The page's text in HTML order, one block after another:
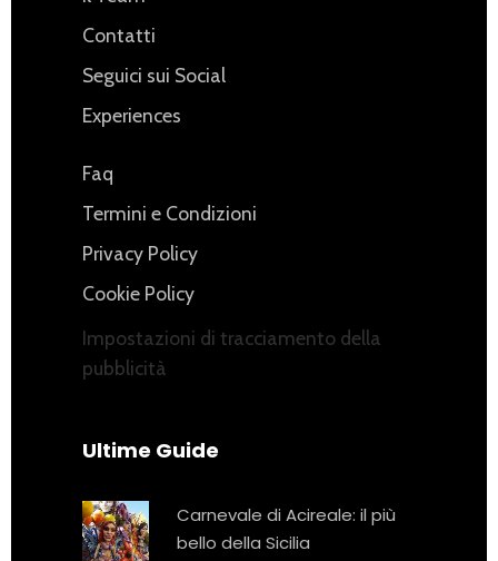
Contatti
Seguici sui Social
Experiences
Faq
Termini e Condizioni
Privacy Policy
Cookie Policy
Impostazioni di tracciamento della
pubblicità
Ultime Guide
Carnevale di Acireale: il più
bello della Sicilia